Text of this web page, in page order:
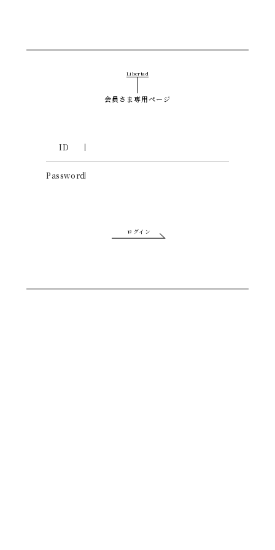
Libertad
会員さま専用ページ
ID
Password